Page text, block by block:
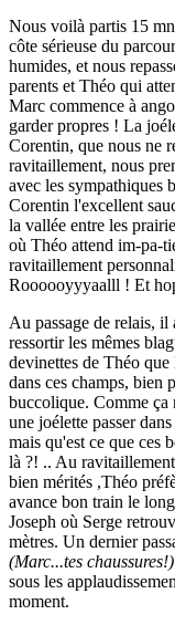
Nous voilà partis 15
côte sérieuse du
humides, et nous
parents et Théo qui
Marc commence à
garder propres ! La
Corentin, que nous ne
ravitaillement, nous
avec les sympathiques
Corentin l'excellent
la vallée entre les
où Théo attend im-pa-
ravitaillement
Roooooyyyaalll ! Et
Au passage de relais,
ressortir les mêmes
devinettes de Théo
dans ces champs, bien
buccolique. Comme ça
une joélette passer
mais qu'est ce que ces
là ?! .. Au ravitaillement
bien mérités ,Théo
avance bon train le
Joseph où Serge
mètres. Un dernier
(Marc...tes chaussures!)
sous les
moment.